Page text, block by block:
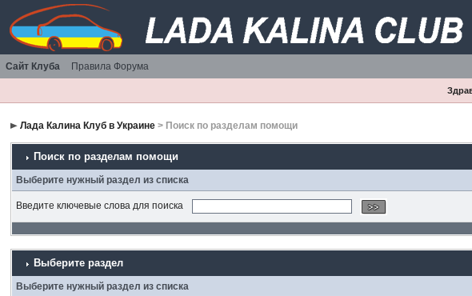
Сайт Клуба Правила Форума
Лада Калина Клуб в Украине > Поиск по разделам помощи
Поиск по разделам помощи
Выберите нужный раздел из списка
Введите ключевые слова для поиска
Выберите раздел
Выберите нужный раздел из списка